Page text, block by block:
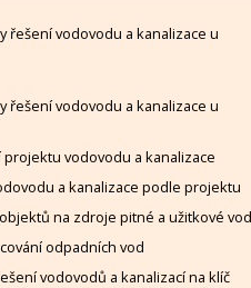
řešení vodovodu a kanalizace u
řešení vodovodu a kanalizace u
projektu vodovodu a kanalizace
a kanalizace podle projektu
na zdroje pitné a užitkové
odpadních vod
vodovodů a kanalizací na klíč